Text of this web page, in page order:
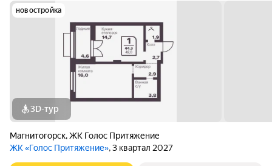
новостройка
3D-тур
Магнитогорск,ЖК Голос Притяжение
ЖК «Голос Притяжение», 3 квартал 2027